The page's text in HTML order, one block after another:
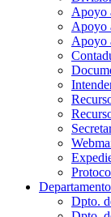
Apoyo
Apoyo
Apoyo
Dpto.